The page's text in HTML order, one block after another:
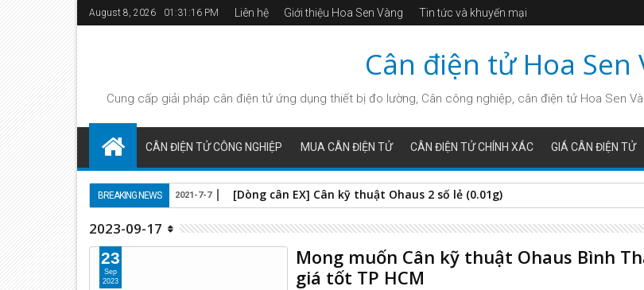
August 8, 2026 01:31:16 PM Liên hệ Giới thiệu Hoa Sen Vàng Tin tức và khuyến mại
Cân điện tử Hoa Sen
Cung cấp giải pháp cân điện tửứng dụng thiết bị đo lường, Cân công nghiệp, cân điện tử Hoa Sen
CÂN ĐIỆN TỬ CÔNG NGHIỆP MUA CÂN ĐIỆN TỬ CÂN ĐIỆN TỬ CHÍNH XÁC GIÁ CÂN ĐIỆN TỬ
BREAKING NEWS [Dòng cân EX] Cân kỹ thuật Ohaus 2 số lẻ (0.01g)
2021-7-7
2023-09-17
Mong muốn Cân kỹ thuật Ohaus Bình
giá tốt TP HCM
23
Sep
2023